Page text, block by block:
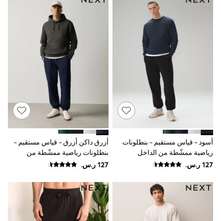
Dresses
Trousers
Skirts
Shirts
Polo Shirts
Sweatshirts
Cardigans
Coats & Jackets
Underwear
Socks & Tights
Multipacks
All Girls Sports & Swimwear
Trainers & Pumps
Swimwear
Tops
Leggings
Shorts
adidas
Shop All
Shoes
أسود - قياس مستقيم - بنطلونات
رياضية ممشّطة من الداخل
أزرق داكن أزرق - قياس مستقيم -
بنطلونات رياضية ممشّطة من
الداخل